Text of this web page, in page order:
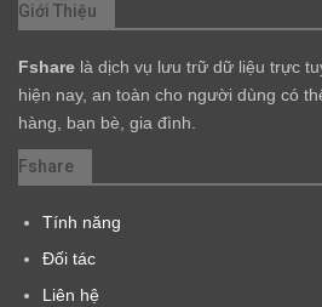
Giới Thiệu
Fshare là dịch vụ lưu trữ dữ liệu trực
hiện nay, an toàn cho người dùng có
hàng, bạn bè, gia đình.
Fshare
Tính năng
Đối tác
Liên hệ